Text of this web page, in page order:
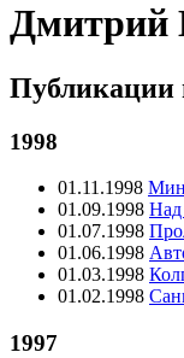
Публикации
1998
01.11.1998
01.09.1998 Над
01.07.1998
01.06.1998
01.03.1998
01.02.1998
1997